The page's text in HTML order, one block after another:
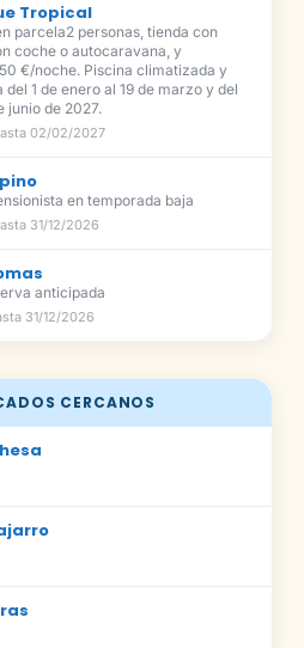
Tropical
parcela2 personas, tienda con
coche o autocaravana, y
€/noche. Piscina climatizada y
1 de enero al 19 de marzo y del
junio de 2027.
02/02/2027
en temporada baja
31/12/2026
anticipada
31/12/2026
CERCANOS